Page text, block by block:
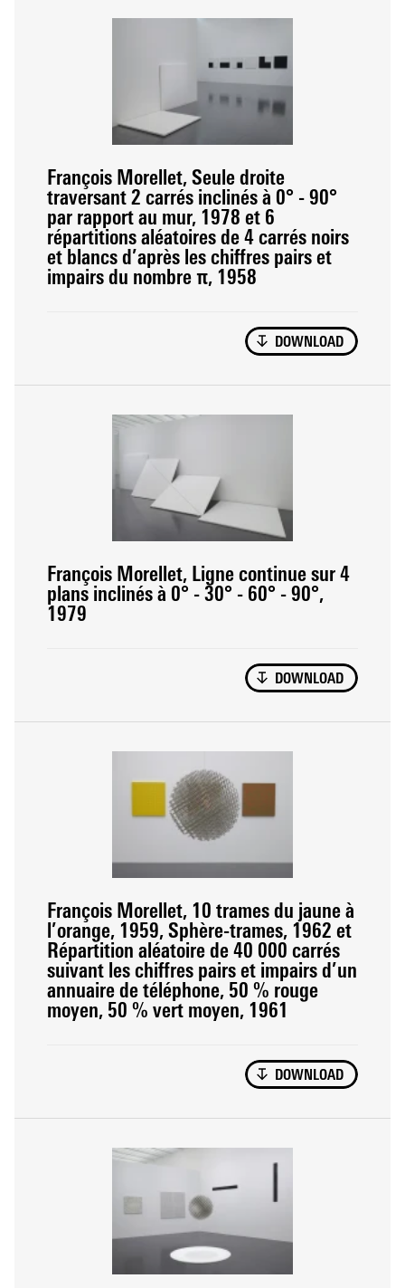
François Morellet, Seule droite
traversant 2 carrés inclinés à 0° - 90°
par rapport au mur, 1978 et 6
répartitions aléatoires de 4 carrés noirs
et blancs d’après les chiffres pairs et
impairs du nombre π, 1958
DOWNLOAD
François Morellet, Ligne continue sur 4
plans inclinés à 0° - 30° - 60° - 90°,
1979
DOWNLOAD
François Morellet, 10 trames du jaune à
l’orange, 1959, Sphère-trames, 1962 et
Répartition aléatoire de 40 000 carrés
suivant les chiffres pairs et impairs d’un
annuaire de téléphone, 50 % rouge
moyen, 50 % vert moyen, 1961
DOWNLOAD